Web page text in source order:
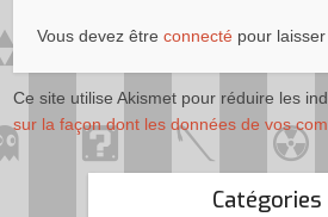
Vous devez êtreconnecté pour
Ce site utilise Akismet pour réduire les
sur la façon dont les données de vos
Catégories